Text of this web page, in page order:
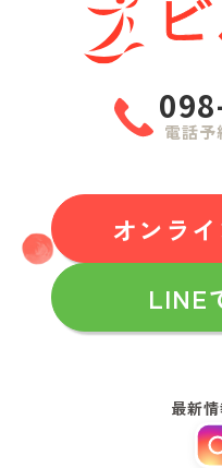
電話予
オンラ
LINE
最新